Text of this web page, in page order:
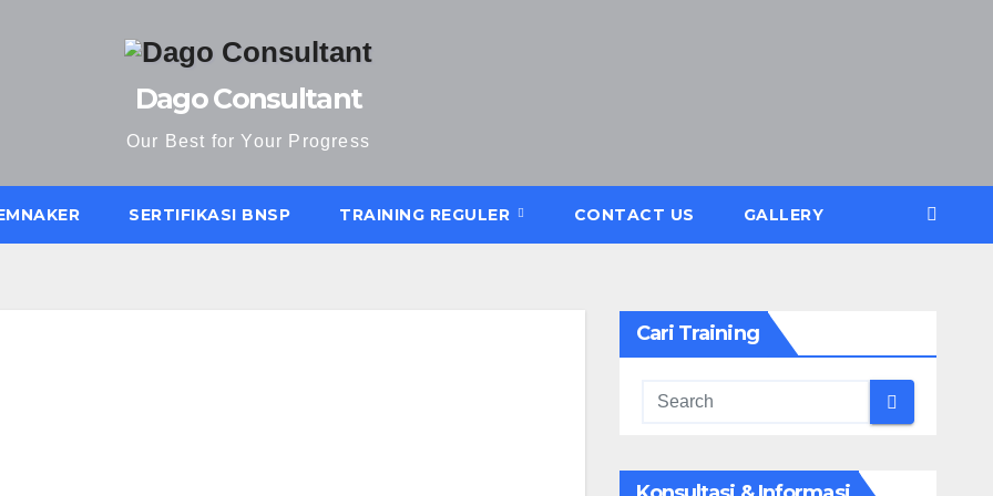
Dago Consultant
Our Best for Your Progress
SERTIFIKASI BNSP TRAINING REGULER CONTACT US GALLERY
Cari Training